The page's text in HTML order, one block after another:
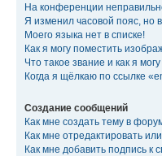
На конференции
Я изменил часовой пояс, но
Моего языка нет в списке!
Как я могу поместить
Что такое звание и как я
Когда я щёлкаю по ссылке
Создание сообщений
Как мне создать тему в
Как мне отредактировать
Как мне добавить подпись к